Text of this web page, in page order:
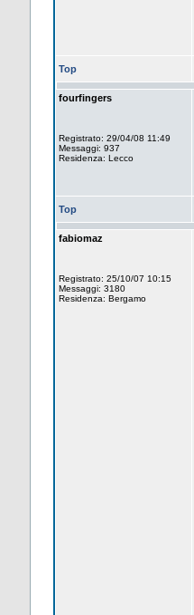
Top
fourfingers
Registrato: 29/04/08 11:49
Messaggi: 937
Residenza: Lecco
Top
fabiomaz
Registrato: 25/10/07 10:15
Messaggi: 3180
Residenza: Bergamo